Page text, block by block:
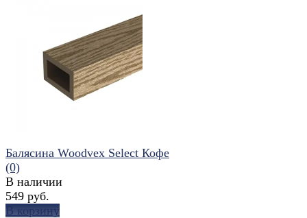
избранное сравнить
Балясина Woodvex Select Кофе
(0)
В наличии
549 руб.
В корзину